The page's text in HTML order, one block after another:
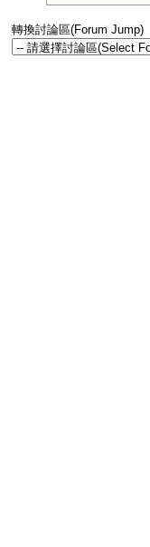
轉換討論區(Forum Jump)